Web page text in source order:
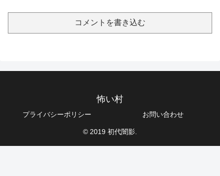
コメントを書き込む
怖い村
プライバシーポリシー お問い合わせ
© 2019 初代闇影.